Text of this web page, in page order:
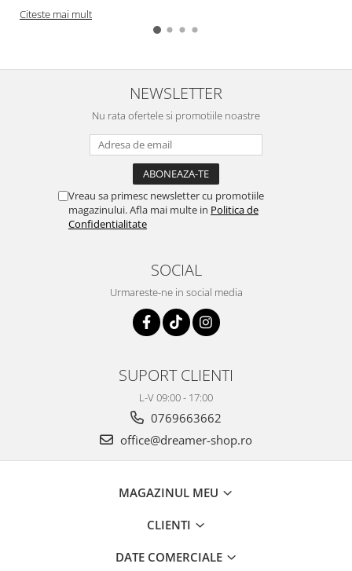
Citeste mai mult
NEWSLETTER
Nu rata ofertele si promotiile noastre
Vreau sa primesc newsletter cu promotiile
magazinului. Afla mai multe in Politica de
Confidentialitate
SOCIAL
Urmareste-ne in social media
SUPORT CLIENTI
L-V 09:00 - 17:00
0769663662
office@dreamer-shop.ro
MAGAZINUL MEU
CLIENTI
DATE COMERCIALE